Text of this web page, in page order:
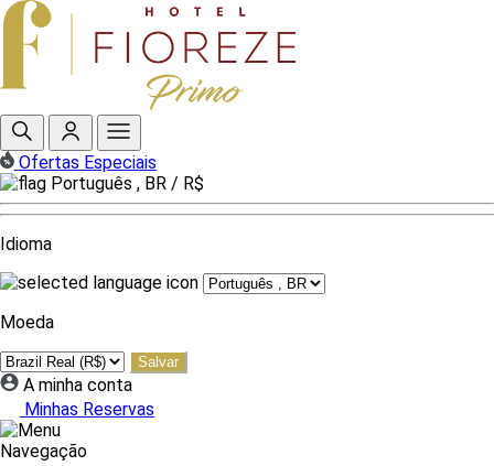
Ofertas Especiais
Português , BR / R$
Idioma
Moeda
Salvar
A minha conta
Minhas Reservas
Navegação